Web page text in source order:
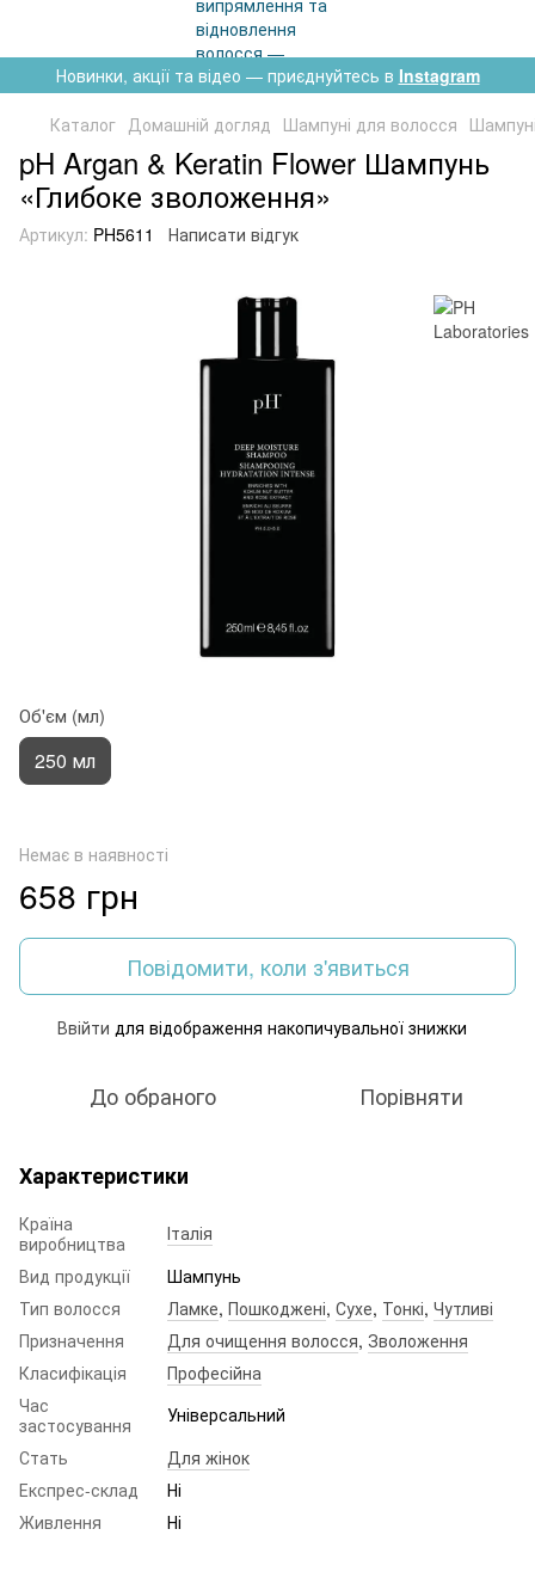
Новинки, акції та відео — приєднуйтесь в Instagram
Каталог Домашній догляд Шампуні для волосся
pH Argan & Keratin Flower Шампунь
«Глибоке зволоження»
Артикул: PH5611 Написати відгук
Об'єм (мл)
250 мл
Немає в наявності
658 грн
Повідомити, коли з'явиться
Ввійти для відображення накопичувальної знижки
До обраного Порівняти
Характеристики
Країна
виробництва
Італія
Вид продукції
Шампунь
Тип волосся
Ламке, Пошкоджені, Сухе, Тонкі, Чутливі
Призначення
Для очищення волосся, Зволоження
Класифікація
Професійна
Час
застосування
Універсальний
Стать
Для жінок
Експрес-склад
Ні
Живлення
Ні